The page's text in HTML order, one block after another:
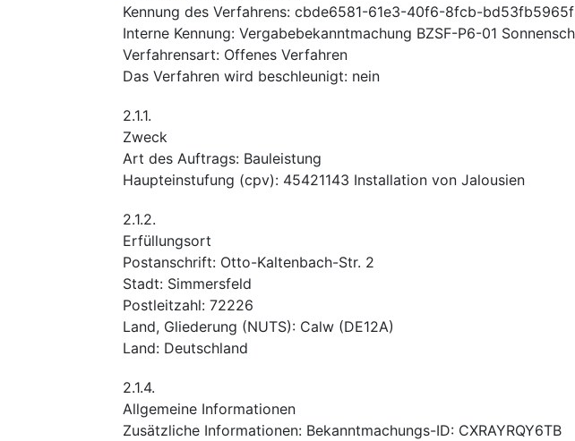
Kennung des Verfahrens: cbde6581-61e3-40f6-8fcb-
Interne Kennung: Vergabebekanntmachung BZSF-P6-01
Verfahrensart: Offenes Verfahren
Das Verfahren wird beschleunigt: nein
2.1.1.
Zweck
Art des Auftrags: Bauleistung
Haupteinstufung (cpv): 45421143 Installation von Jalousien
2.1.2.
Erfüllungsort
Postanschrift: Otto-Kaltenbach-Str. 2
Stadt: Simmersfeld
Postleitzahl: 72226
Land, Gliederung (NUTS): Calw (DE12A)
Land: Deutschland
2.1.4.
Allgemeine Informationen
Zusätzliche Informationen: Bekanntmachungs-ID: CXRAYRQY6TB